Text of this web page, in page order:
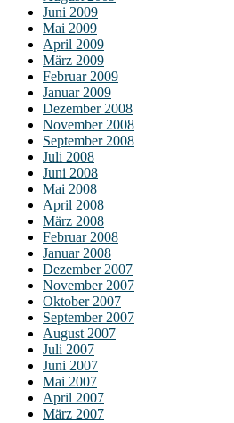
Juni 2009
Mai 2009
April 2009
März 2009
Februar 2009
Januar 2009
Dezember 2008
November 2008
September 2008
Juli 2008
Juni 2008
Mai 2008
April 2008
März 2008
Februar 2008
Januar 2008
Dezember 2007
November 2007
Oktober 2007
September 2007
August 2007
Juli 2007
Juni 2007
Mai 2007
April 2007
März 2007